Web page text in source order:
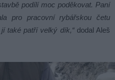
podílí moc poděkovat. Paní
pro pracovní rybářskou četu
také patří velký dík,“ dodal Aleš